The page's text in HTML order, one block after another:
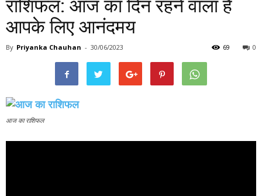
राशिफल: आज का दिन रहने वाला है
आपके लिए आनंदमय
By Priyanka Chauhan - 30/06/2023 0
69
आज का राशिफल